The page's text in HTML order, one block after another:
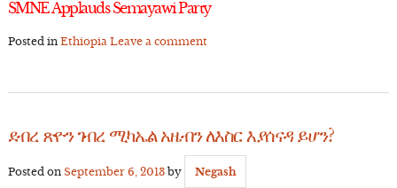
SMNE Applauds Semayawi Party
Posted in Ethiopia Leave a comment
ደብረ ጽዮን ገብረ ሚካኤል አዜብን ለእስር እያሰናዳ ይሆን?
Posted on September 6, 2013by Negash